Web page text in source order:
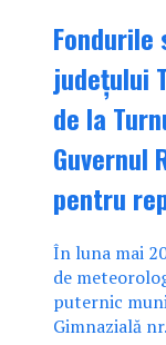
județului
de la
Guvernul
pentru
În luna mai
de
puternic
Gimnazială